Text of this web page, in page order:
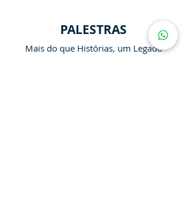
PALESTRAS
Mais do que Histórias, um Legado